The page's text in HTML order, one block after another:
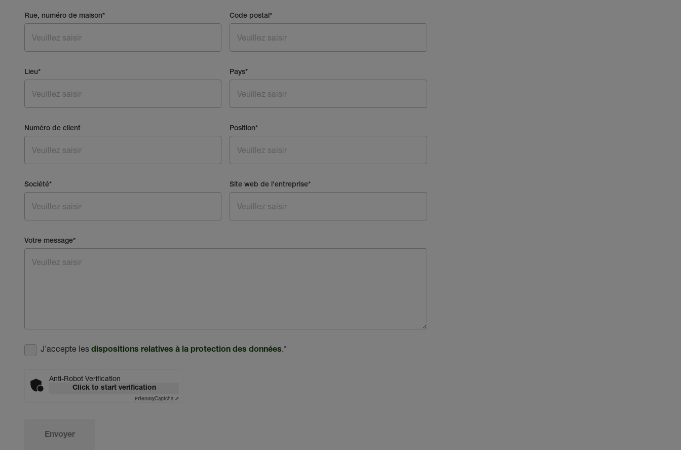
Rue, numéro de maison* Code postal*
Lieu* Pays*
Numéro de client Position*
Société* Site web de l'entreprise*
Votre message*
J'accepte les dispositions relatives à la protection des données.*
Anti-Robot Verification
Click to start verification
FriendlyCaptcha ⇗
Envoyer